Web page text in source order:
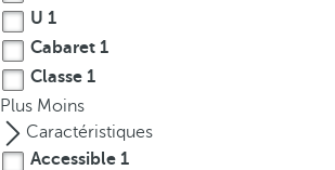
U 1
Cabaret 1
Classe 1
Plus Moins
Caractéristiques
Accessible 1